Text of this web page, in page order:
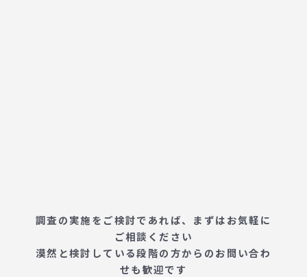
調査の実施をご検討であれば、まずはお気軽に
ご相談ください
漠然と検討している段階の方からのお問い合わ
せも歓迎です